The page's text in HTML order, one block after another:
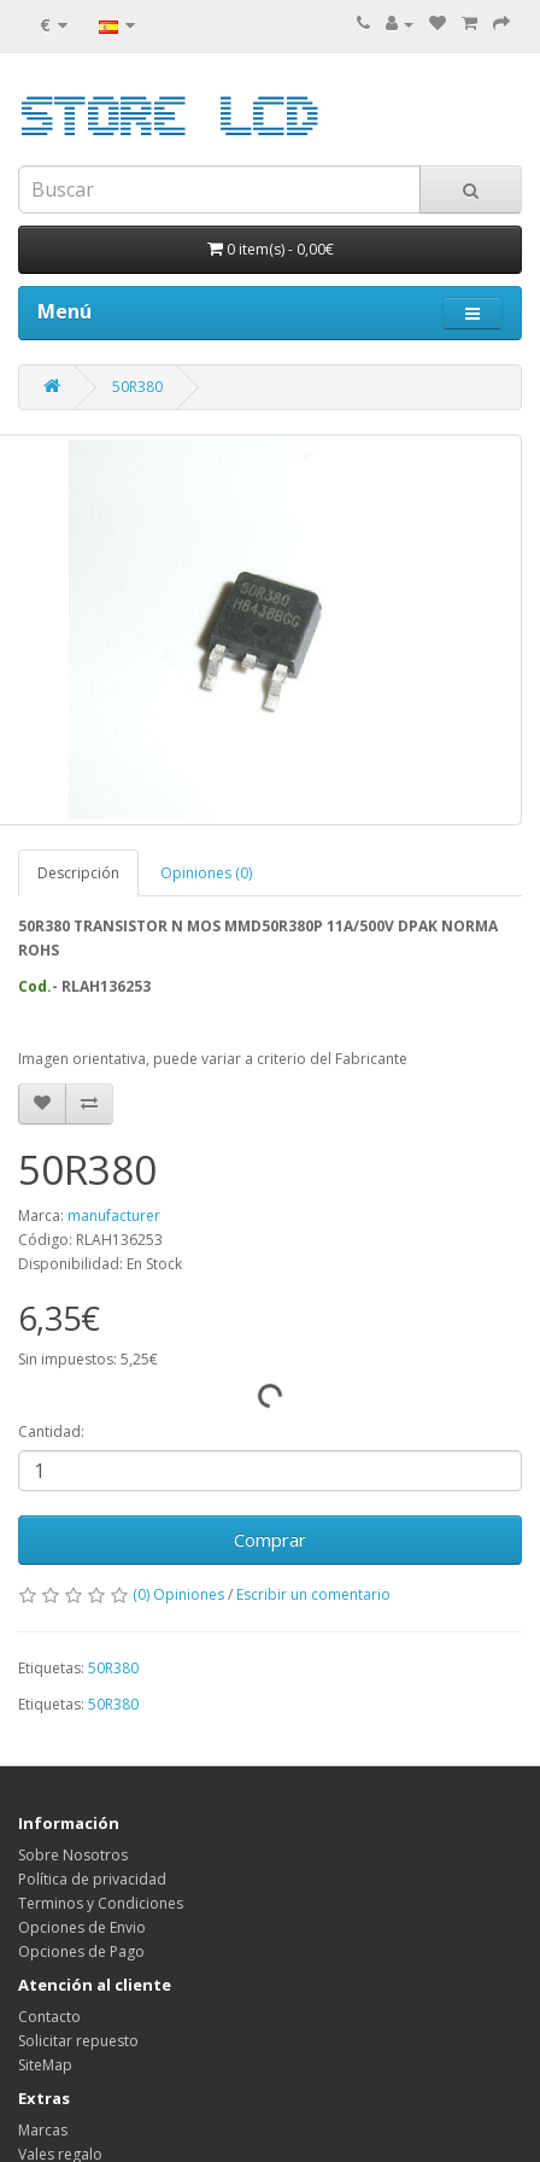
€
0 item(s)- 0,00€
Menú
50R380
Descripción Opiniones (0)
50R380 TRANSISTOR N MOS MMD50R380P 11A/500V DPAK NORMA
ROHS
Cod.- RLAH136253
Imagen orientativa, puede variar a criterio del Fabricante
50R380
Marca: manufacturer
Código: RLAH136253
Disponibilidad: En Stock
6,35€
Sin impuestos: 5,25€
Cantidad:
Comprar
(0) Opiniones/ Escribir un comentario
Etiquetas: 50R380
Etiquetas: 50R380
Información
Sobre Nosotros
Política de privacidad
Terminos y Condiciones
Opciones de Envio
Opciones de Pago
Atención al cliente
Contacto
Solicitar repuesto
SiteMap
Extras
Marcas
Vales regalo